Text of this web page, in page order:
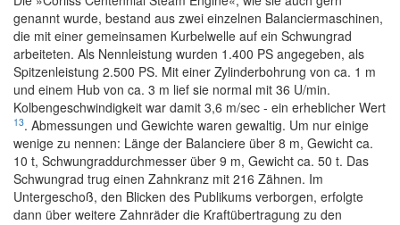
genannt wurde, bestand aus zwei einzelnen Balanciermaschinen,
die mit einer gemeinsamen Kurbelwelle auf ein Schwungrad
arbeiteten. Als Nennleistung wurden 1.400 PS angegeben, als
Spitzenleistung 2.500 PS. Mit einer Zylinderbohrung von ca. 1 m
und einem Hub von ca. 3 m lief sie normal mit 36 U/min.
Kolbengeschwindigkeit war damit 3,6 m/sec - ein erheblicher Wert
13. Abmessungen und Gewichte waren gewaltig. Um nur einige
wenige zu nennen: Länge der Balanciere über 8 m, Gewicht ca.
10 t, Schwungraddurchmesser über 9 m, Gewicht ca. 50 t. Das
Schwungrad trug einen Zahnkranz mit 216 Zähnen. Im
Untergeschoß, den Blicken des Publikums verborgen, erfolgte
dann über weitere Zahnräder die Kraftübertragung zu den